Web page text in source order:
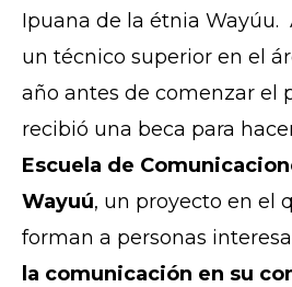
Ipuana de la étnia Wayúu.
un técnico superior en el
año antes de comenzar el
recibió una beca para
Escuela de
Wayuú, un proyecto en el
forman a personas
la comunicación en su